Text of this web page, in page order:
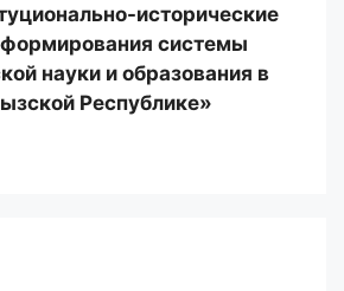
исторические
системы
науки и образования в
Республике»